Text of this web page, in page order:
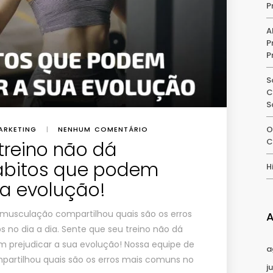
| NENHUM COMENTÁRIO
não dá
que podem
evolução!
compartilhou quais são os erros
no dia a dia. Sente que seu treino não dá
prejudicar a sua evolução! Nossa equipe de
quais são os erros mais comuns no